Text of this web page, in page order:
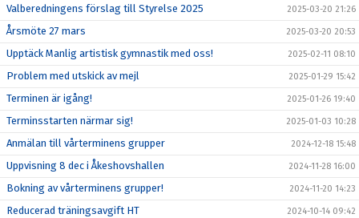
Valberedningens förslag till Styrelse 2025 2025-03-20 21:26
Årsmöte 27 mars 2025-03-20 20:53
Upptäck Manlig artistisk gymnastik med oss! 2025-02-11 08:10
Problem med utskick av mejl 2025-01-29 15:42
Terminen är igång! 2025-01-26 19:40
Terminsstarten närmar sig! 2025-01-03 10:28
Anmälan till vårterminens grupper 2024-12-18 15:48
Uppvisning 8 dec i Åkeshovshallen 2024-11-28 16:00
Bokning av vårterminens grupper! 2024-11-20 14:23
Reducerad träningsavgift HT 2024-10-14 09:42